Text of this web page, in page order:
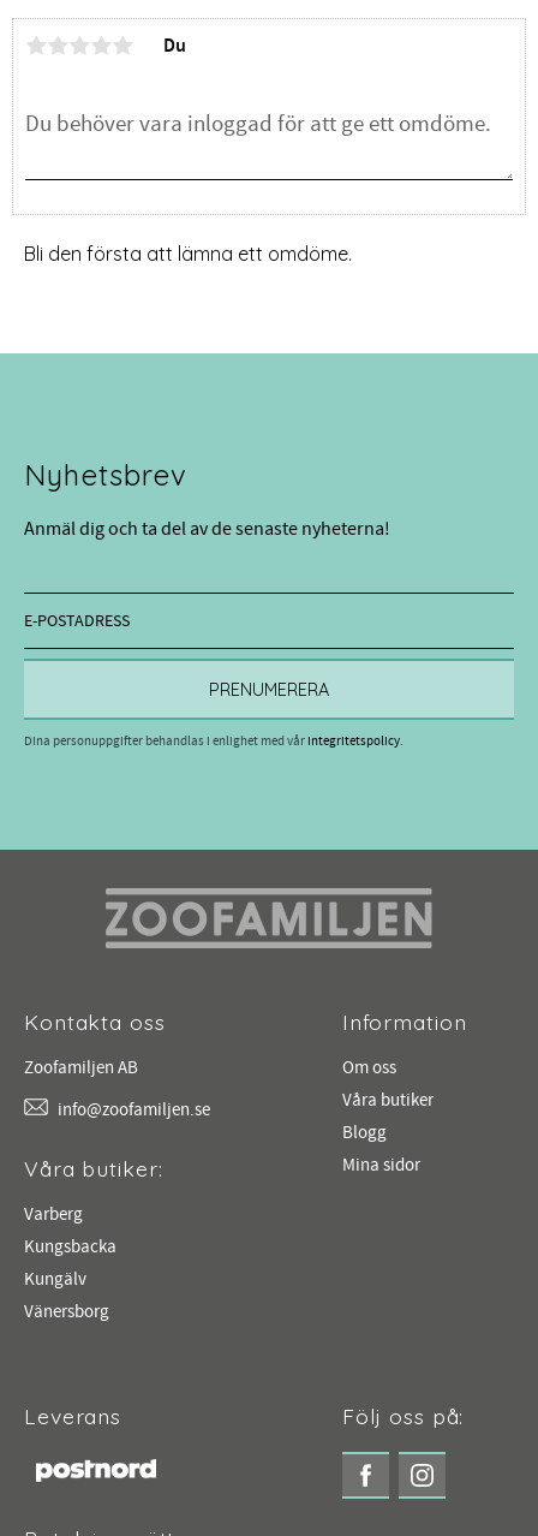
Du
Bli den första att lämna ett omdöme.
Nyhetsbrev
Anmäl dig och ta del av de senaste nyheterna!
PRENUMERERA
Dina personuppgifter behandlas i enlighet med vårintegritetspolicy.
Kontakta oss
Zoofamiljen AB
info@zoofamiljen.se
Våra butiker:
Varberg
Kungsbacka
Kungälv
Vänersborg
Information
Om oss
Våra butiker
Blogg
Mina sidor
Leverans Följ oss på: